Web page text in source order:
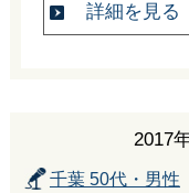
詳細を見る
2017
千葉 50代・男性